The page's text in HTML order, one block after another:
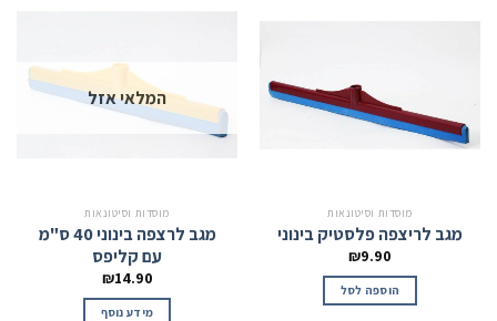
מוסדות וסיטונאות
מגב לריצפה פלסטיק בינוני
₪9.90
הוספה לסל
המלאי אזל
מוסדות וסיטונאות
מגב לרצפה בינוני 40 ס"מ
עם קליפס
₪14.90
מידע נוסף